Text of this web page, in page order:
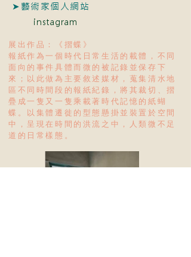
➤藝術家個人網站
instagram
展出作品：《摺蝶》
報紙作為一個時代日常生活的載體，不同
面向的事件具體而微的被記錄並保存下
來；以此做為主要敘述媒材，蒐集清水地
區不同時間段的報紙紀錄，將其裁切、摺
疊成一隻又一隻乘載著時代記憶的紙蝴
蝶。以集體遷徙的型態懸掛並裝置於空間
中，呈現在時間的洪流之中，人類微不足
道的日常樣態。